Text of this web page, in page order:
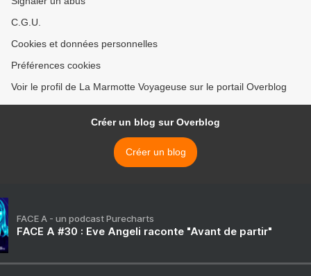
C.G.U.
Cookies et données personnelles
Préférences cookies
Voir le profil de La Marmotte Voyageuse sur le portail Overblog
Créer un blog sur Overblog
Créer un blog
FACE A - un podcast Purecharts
FACE A #30 : Eve Angeli raconte "Avant de partir"